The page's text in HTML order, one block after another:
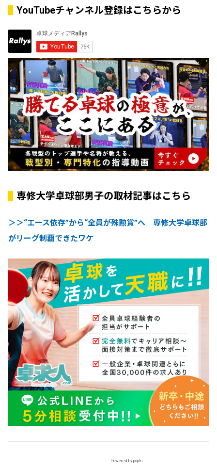
YouTubeチャンネル登録はこちらから
専修大学卓球部男子の取材記事はこちら
＞＞“エース依存”から“全員が殊勲賞”へ 専修大学卓球部
がリーグ制覇できたワケ
Powered by popIn